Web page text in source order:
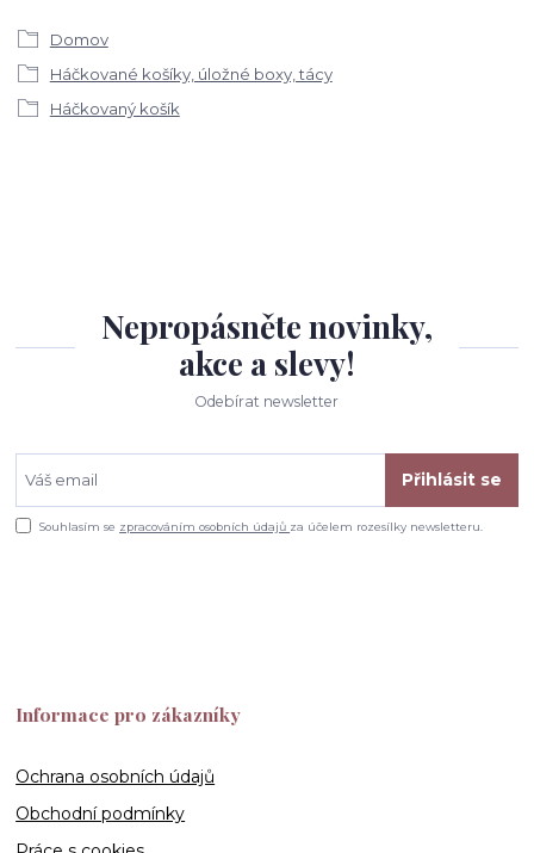
Domov
Háčkované košíky, úložné boxy, tácy
Háčkovaný košík
Nepropásněte novinky,
akce a slevy!
Odebírat newsletter
Přihlásit se
Souhlasím se zpracováním osobních údajů za účelem rozesílky newsletteru.
Informace pro zákazníky
Ochrana osobních údajů
Obchodní podmínky